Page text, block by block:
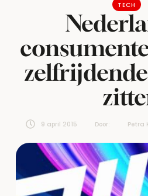
TECH
9 april 2015 Door: Petra